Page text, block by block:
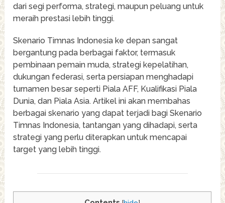
dari segi performa, strategi, maupun peluang untuk
meraih prestasi lebih tinggi.
Skenario Timnas Indonesia ke depan sangat
bergantung pada berbagai faktor, termasuk
pembinaan pemain muda, strategi kepelatihan,
dukungan federasi, serta persiapan menghadapi
turnamen besar seperti Piala AFF, Kualifikasi Piala
Dunia, dan Piala Asia. Artikel ini akan membahas
berbagai skenario yang dapat terjadi bagi Skenario
Timnas Indonesia, tantangan yang dihadapi, serta
strategi yang perlu diterapkan untuk mencapai
target yang lebih tinggi.